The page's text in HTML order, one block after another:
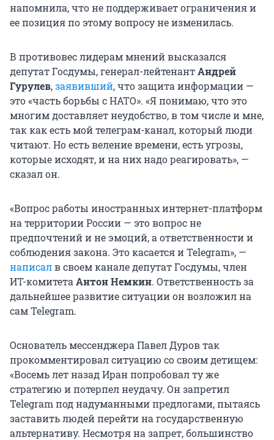
напомнила, что не поддерживает ограничения и
ее позиция по этому вопросу не изменилась.
В противовес лидерам мнений высказался
депутат Госдумы, генерал-лейтенантАндрей
Гурулев,заявивший, что защита информации —
это «часть борьбы с НАТО». «Я понимаю, что это
многим доставляет неудобство, в том числе и мне,
так как есть мой телеграм-канал, который люди
читают. Но есть веление времени, есть угрозы,
которые исходят, и на них надо реагировать», —
сказал он.
«Вопрос работы иностранных интернет-платформ
на территории России — это вопрос не
предпочтений и не эмоций, а ответственности и
соблюдения закона. Это касается и Telegram», —
написалв своем канале депутат Госдумы, член
ИТ-комитета Антон Немкин. Ответственность за
дальнейшее развитие ситуации он возложил на
сам Telegram.
Основатель мессенджера Павел Дуров так
прокомментировал ситуацию со своим детищем:
«Восемь лет назад Иран попробовал ту же
стратегию и потерпел неудачу. Он запретил
Telegram под надуманными предлогами, пытаясь
заставить людей перейти на государственную
альтернативу. Несмотря на запрет, большинство